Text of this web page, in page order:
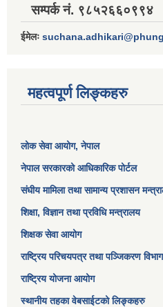
सम्पर्क नं. ९८५२६६०९९४
ईमेलः
महत्वपूर्ण लिङ्कहरु
लोक सेवा आयोग, नेपाल
नेपाल सरकारको आधिकारिक पोर्टल
संघीय मामिला तथा सामान्य प्रशासन
शिक्षा, विज्ञान तथा प्रविधि मन्त्रालय
शिक्षक सेवा आयोग
राष्ट्रिय परिचयपत्र तथा पञ्जिकरण विभाग
राष्ट्रिय योजना आयोग
स्थानीय तहका वेबसाईटको लिङ्कहरु